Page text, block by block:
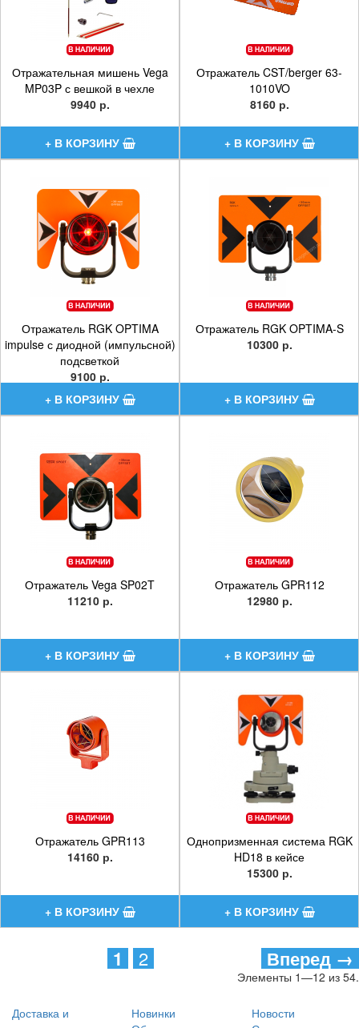
Отражательная мишень Vega
MP03P с вешкой в чехле
9940 р.
Отражатель CST/berger 63-
1010VO
8160 р.
Отражатель RGK OPTIMA
impulse с диодной (импульсной)
подсветкой
9100 р.
Отражатель RGK OPTIMA-S
10300 р.
Отражатель Vega SP02T
11210 р.
Отражатель GPR112
12980 р.
Отражатель GPR113
14160 р.
Однопризменная система RGK
HD18 в кейсе
15300 р.
1 2 Вперед →
Элементы 1—12 из 54.
Доставка и
Новинки
Новости